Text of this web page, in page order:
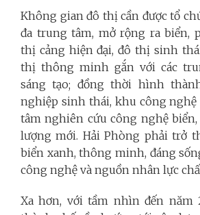
Không gian đô thị cần được tổ
đa trung tâm, mở rộng ra biển,
thị cảng hiện đại, đô thị sinh
thị thông minh gắn với các
sáng tạo; đồng thời hình
nghiệp sinh thái, khu công nghệ
tâm nghiên cứu công nghệ
lượng mới. Hải Phòng phải trở
biển xanh, thông minh, đáng
công nghệ và nguồn nhân lực
Xa hơn, với tầm nhìn đến năm